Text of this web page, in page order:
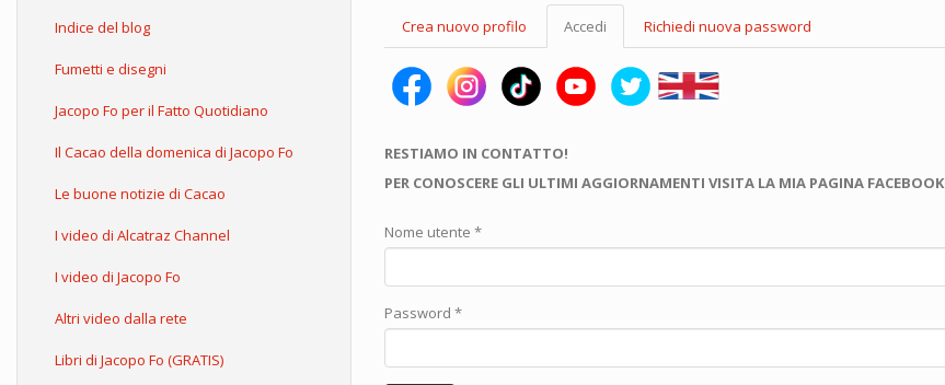
Indice del blog
Fumetti e disegni
Jacopo Fo per il Fatto Quotidiano
Il Cacao della domenica di Jacopo Fo
Le buone notizie di Cacao
I video di Alcatraz Channel
I video di Jacopo Fo
Altri video dalla rete
Libri di Jacopo Fo (GRATIS)
primarie
Crea nuovo profilo Accedi (scheda
attiva)
Richiedi nuova password
RESTIAMO IN CONTATTO!
PER CONOSCERE GLI ULTIMI AGGIORNAMENTI VISITA LA MIA PAGINA FACEBOOK
Nome utente *
Password *